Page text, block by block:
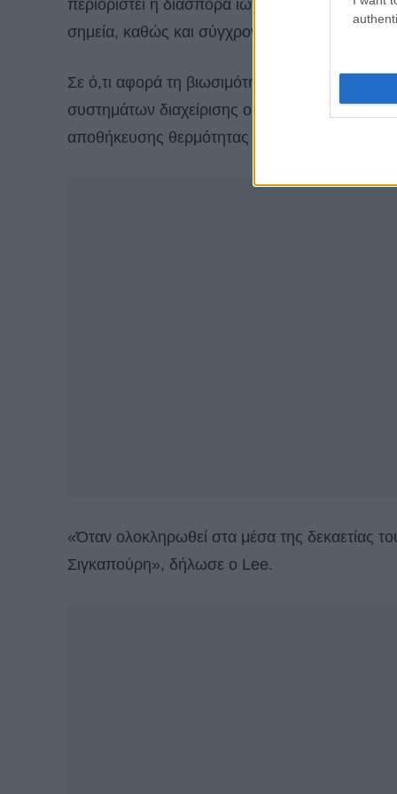
περιοριστεί η διασπορά ιών. Επίσης, θα
σημεία, καθώς και σύγχρονα συστήματα
Σε ό,τι αφορά τη βιωσιμότητα, προβλέπεται η
συστημάτων διαχείρισης οικοδομής στο νέο
αποθήκευσης θερμότητας και συστημάτων
«Όταν ολοκληρωθεί στα μέσα της δεκαετίας
Σιγκαπούρη», δήλωσε ο Lee.